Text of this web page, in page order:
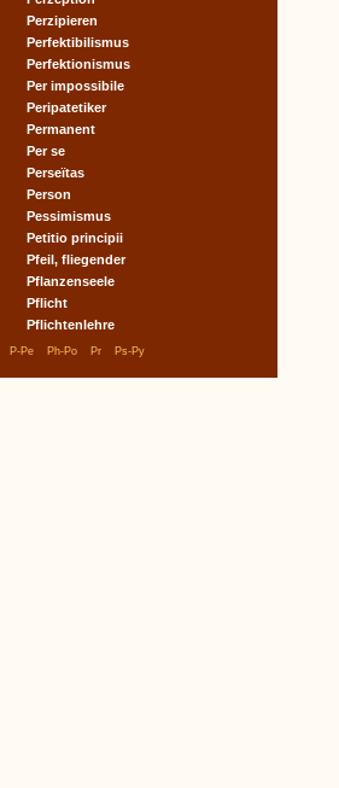
Perzipieren
Perfektibilismus
Perfektionismus
Per impossibile
Peripatetiker
Permanent
Per se
Perseïtas
Person
Pessimismus
Petitio principii
Pfeil, fliegender
Pflanzenseele
Pflicht
Pflichtenlehre
P-Pe Ph-Po Pr Ps-Py